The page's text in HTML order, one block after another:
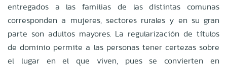
entregados a las familias de las distintas comunas
corresponden a mujeres, sectores rurales y en su gran
parte son adultos mayores. La regularización de títulos
de dominio permite a las personas tener certezas sobre
el lugar en el que viven, pues se convierten en